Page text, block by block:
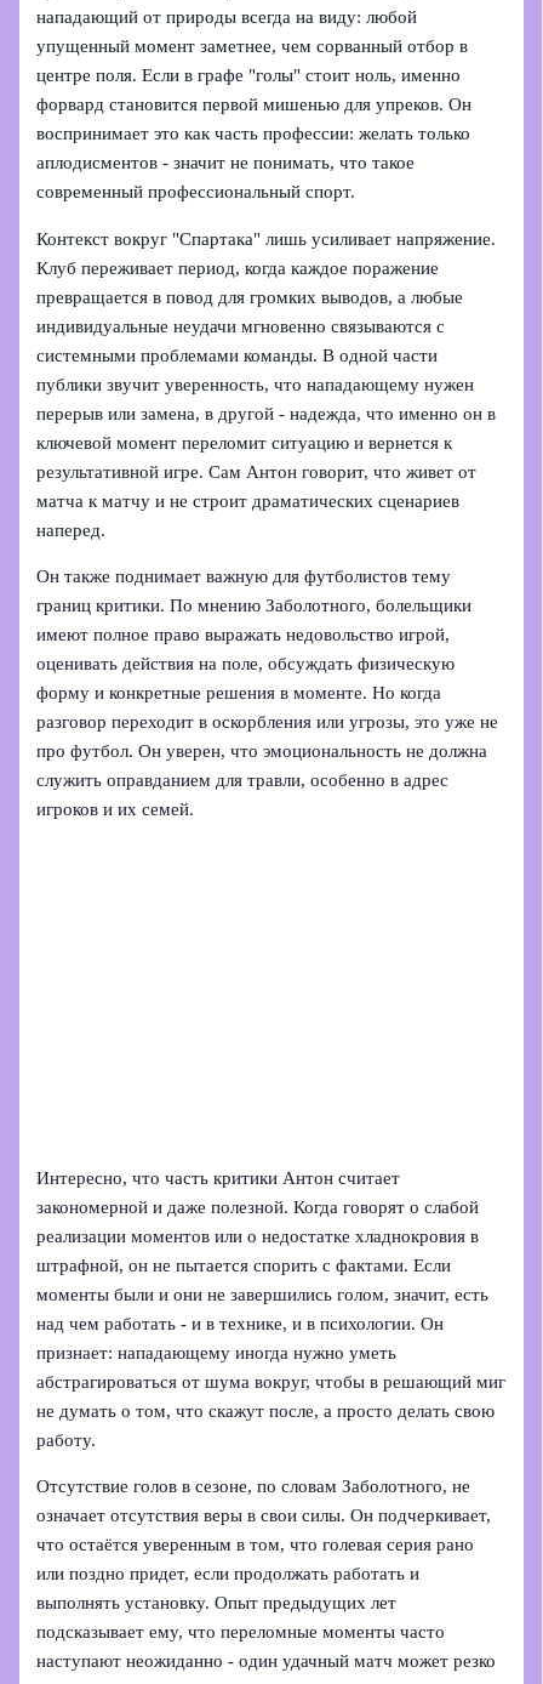
нападающий от природы всегда на виду: любой
упущенный момент заметнее, чем сорванный отбор в
центре поля. Если в графе "голы" стоит ноль, именно
форвард становится первой мишенью для упреков. Он
воспринимает это как часть профессии: желать только
аплодисментов - значит не понимать, что такое
современный профессиональный спорт.
Контекст вокруг "Спартака" лишь усиливает напряжение.
Клуб переживает период, когда каждое поражение
превращается в повод для громких выводов, а любые
индивидуальные неудачи мгновенно связываются с
системными проблемами команды. В одной части
публики звучит уверенность, что нападающему нужен
перерыв или замена, в другой - надежда, что именно он в
ключевой момент переломит ситуацию и вернется к
результативной игре. Сам Антон говорит, что живет от
матча к матчу и не строит драматических сценариев
наперед.
Он также поднимает важную для футболистов тему
границ критики. По мнению Заболотного, болельщики
имеют полное право выражать недовольство игрой,
оценивать действия на поле, обсуждать физическую
форму и конкретные решения в моменте. Но когда
разговор переходит в оскорбления или угрозы, это уже не
про футбол. Он уверен, что эмоциональность не должна
служить оправданием для травли, особенно в адрес
игроков и их семей.
Интересно, что часть критики Антон считает
закономерной и даже полезной. Когда говорят о слабой
реализации моментов или о недостатке хладнокровия в
штрафной, он не пытается спорить с фактами. Если
моменты были и они не завершились голом, значит, есть
над чем работать - и в технике, и в психологии. Он
признает: нападающему иногда нужно уметь
абстрагироваться от шума вокруг, чтобы в решающий миг
не думать о том, что скажут после, а просто делать свою
работу.
Отсутствие голов в сезоне, по словам Заболотного, не
означает отсутствия веры в свои силы. Он подчеркивает,
что остаётся уверенным в том, что голевая серия рано
или поздно придет, если продолжать работать и
выполнять установку. Опыт предыдущих лет
подсказывает ему, что переломные моменты часто
наступают неожиданно - один удачный матч может резко